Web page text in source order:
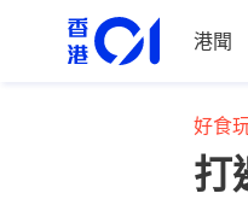
港聞
好食
打